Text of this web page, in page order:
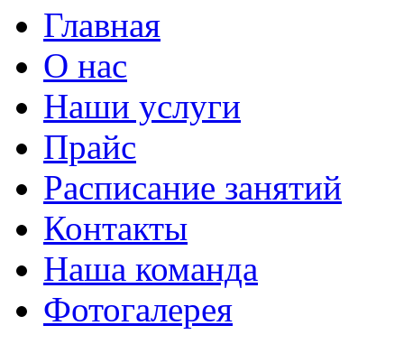
Главная
О нас
Наши услуги
Прайс
Расписание занятий
Контакты
Наша команда
Фотогалерея